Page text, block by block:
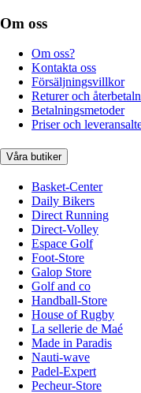
Om oss
Om oss?
Kontakta oss
Försäljningsvillkor
Returer och
Betalningsmetoder
Priser och
Våra butiker
Basket-Center
Daily Bikers
Direct Running
Direct-Volley
Espace Golf
Foot-Store
Galop Store
Golf and co
Handball-Store
House of Rugby
La sellerie de Maé
Made in Paradis
Nauti-wave
Padel-Expert
Pecheur-Store